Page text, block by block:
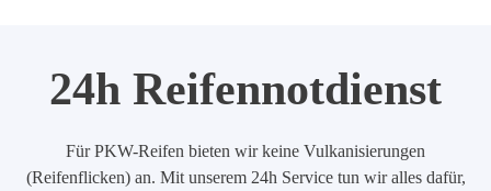
24h Reifennotdienst
Für PKW-Reifen bieten wir keine Vulkanisierungen
(Reifenflicken) an. Mit unserem 24h Service tun wir alles dafür,